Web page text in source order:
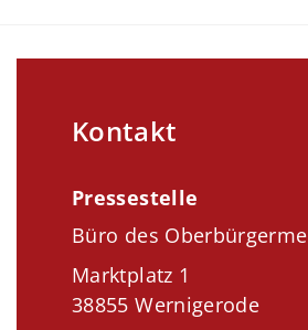
Kontakt
Pressestelle
Büro des
Marktplatz 1
38855 Wernigerode